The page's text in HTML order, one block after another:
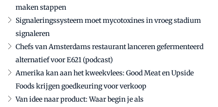
maken stappen
Signaleringssysteem moet mycotoxines in vroeg stadium
signaleren
Chefs van Amsterdams restaurant lanceren gefermenteerd
alternatief voor E621 (podcast)
Amerika kan aan het kweekvlees: Good Meat en Upside
Foods krijgen goedkeuring voor verkoop
Van idee naar product: Waar begin je als